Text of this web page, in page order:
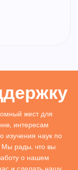
жест для
интересам
изучения наук по
рады, что вы
о нашем